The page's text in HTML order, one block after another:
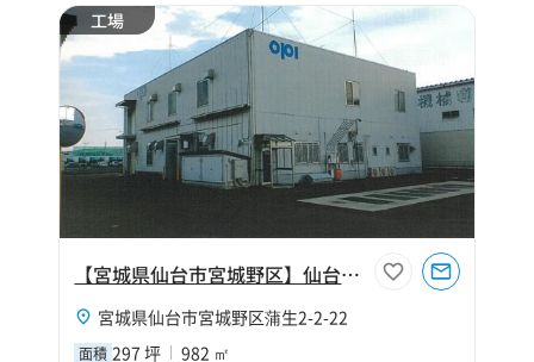
工場
【宮城県仙台市宮城野区】仙台市宮城野区蒲生2丁目297坪工場
宮城県仙台市宮城野区蒲生2-2-22
面積 297 坪 982 ㎡